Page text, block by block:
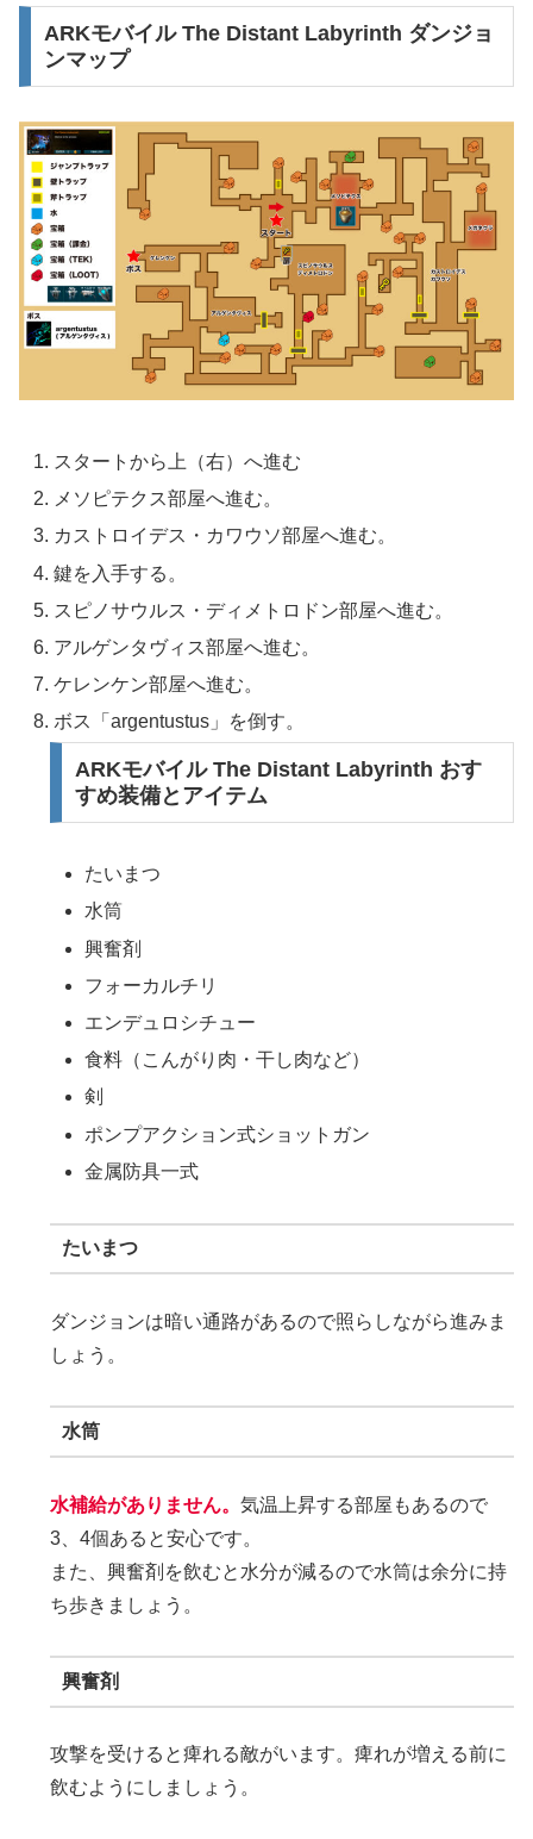
ARKモバイル The Distant Labyrinth ダンジョ
ンマップ
スタートから上（右）へ進む
メソピテクス部屋へ進む。
カストロイデス・カワウソ部屋へ進む。
鍵を入手する。
スピノサウルス・ディメトロドン部屋へ進む。
アルゲンタヴィス部屋へ進む。
ケレンケン部屋へ進む。
ボス「argentustus」を倒す。
ARKモバイル The Distant Labyrinth おす
すめ装備とアイテム
たいまつ
水筒
興奮剤
フォーカルチリ
エンデュロシチュー
食料（こんがり肉・干し肉など）
剣
ポンプアクション式ショットガン
金属防具一式
たいまつ
ダンジョンは暗い通路があるので照らしながら進みま
しょう。
水筒
水補給がありません。 気温上昇する部屋もあるので
3、4個あると安心です。
また、興奮剤を飲むと水分が減るので水筒は余分に持
ち歩きましょう。
興奮剤
攻撃を受けると痺れる敵がいます。痺れが増える前に
飲むようにしましょう。